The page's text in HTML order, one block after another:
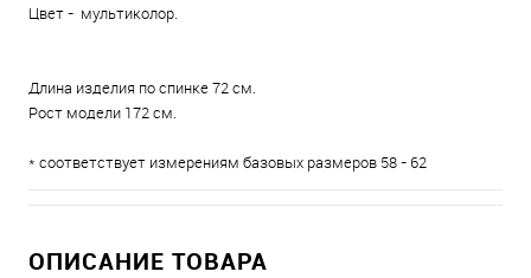
Цвет - мультиколор.
Длина изделия по спинке 72 см.
Рост модели 172 см.
* соответствует измерениям базовых размеров 58 - 62
ОПИСАНИЕ ТОВАРА